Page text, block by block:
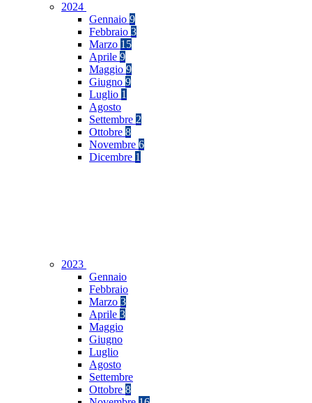
2024
Gennaio 9
Febbraio 3
Marzo 15
Aprile 9
Maggio 9
Giugno 9
Luglio 1
Agosto
Settembre 2
Ottobre 8
Novembre 6
Dicembre 1
2023
Gennaio
Febbraio
Marzo 3
Aprile 3
Maggio
Giugno
Luglio
Agosto
Settembre
Ottobre 8